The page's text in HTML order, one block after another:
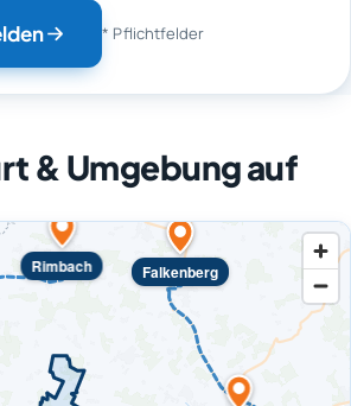
* Pflichtfelder
& Umgebung auf
Rimbach Falkenberg